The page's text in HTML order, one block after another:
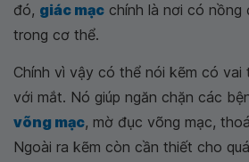
đó, giác mạc chính là nơi có
trong cơ thể.
Chính vì vậy có thể nói kẽm có vai
với mắt. Nó giúp ngăn chặn các
võng mạc, mờ đục võng mạc,
Ngoài ra kẽm còn cần thiết cho